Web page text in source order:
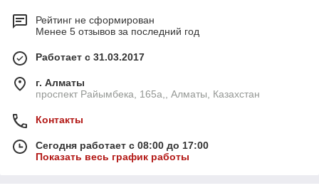
Рейтинг не сформирован
Менее 5 отзывов за последний год
Работает с 31.03.2017
г. Алматы
проспект Райымбека, 165а,, Алматы, Казахстан
Контакты
Сегодня работает с 08:00 до 17:00
Показать весь график работы